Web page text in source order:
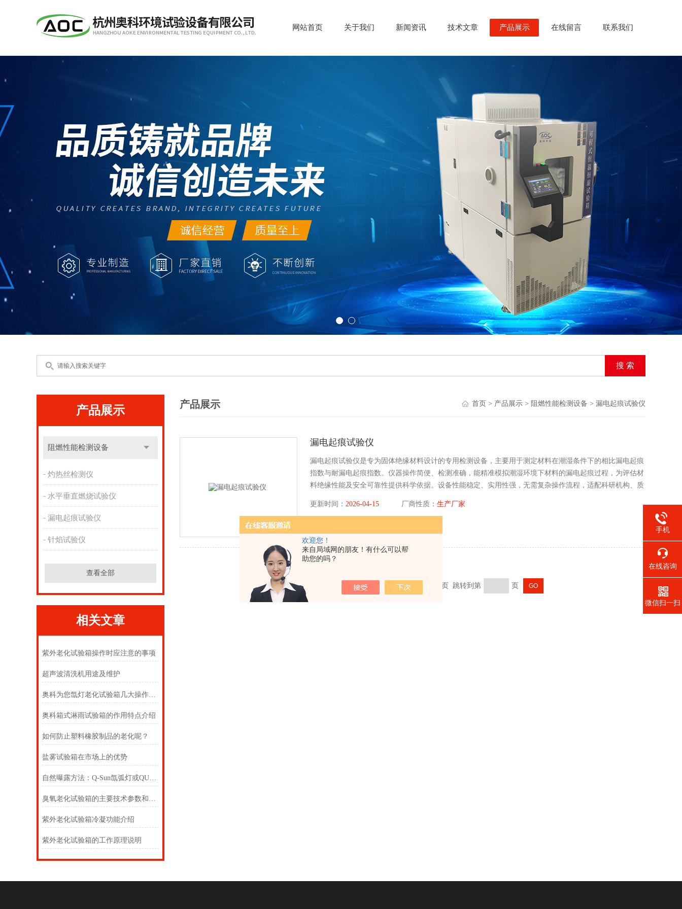
欢迎您！
来自局域网的朋友！有什么可以帮
助您的吗？
网站首页 关于我们 新闻资讯 技术文章 产品展示 在线留言 联系我们
产品展示
阻燃性能检测设备
灼热丝检测仪
水平垂直燃烧试验仪
漏电起痕试验仪
针焰试验仪
查看全部
相关文章
紫外老化试验箱操作时应注意的事项
超声波清洗机用途及维护
奥科为您氙灯老化试验箱几大操作系统
奥科箱式淋雨试验箱的作用特点介绍
如何防止塑料橡胶制品的老化呢？
盐雾试验箱在市场上的优势
自然曝露方法：Q-Sun氙弧灯或QUV加速老化试验设备
臭氧老化试验箱的主要技术参数和控制系统的特点
紫外老化试验箱冷凝功能介绍
紫外老化试验箱的工作原理说明
产品展示 首页 > 产品展示 > 阻燃性能检测设备 > 漏电起痕试验仪
漏电起痕试验仪
漏电起痕试验仪是专为固体绝缘材料设计的专用检测设备，主要用于测定材料在潮湿条件下的相比漏电起痕
指数与耐漏电起痕指数。仪器操作简便、检测准确，能精准模拟潮湿环境下材料的漏电起痕过程，为评估材
料绝缘性能及安全可靠性提供科学依据。设备性能稳定、实用性强，无需复杂操作流程，适配科研机构、质
更新时间：2026-04-15 厂商性质：生产厂家
共 1 条记录，当前 1 / 1 页 首页 上一页 下一页 末页 跳转到第 页
手机
在线咨询
微信扫一扫